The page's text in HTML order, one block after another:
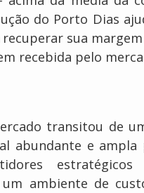
do Porto Dias
recuperar sua
recebida pelo
transitou de
abundante e ampla
estratégicos
um ambiente de